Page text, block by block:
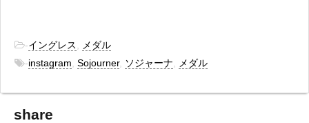
-イングレス
メダル
-instagram Sojourner, ソジャーナ メダル
share